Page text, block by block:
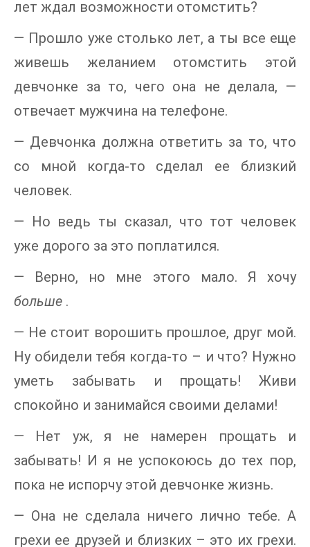
лет ждал возможности отомстить?
— Прошло уже столько лет, а ты все еще
живешь желанием отомстить этой
девчонке за то, чего она не делала, —
отвечает мужчина на телефоне.
— Девчонка должна ответить за то, что
со мной когда-то сделал ее близкий
человек.
— Но ведь ты сказал, что тот человек
уже дорого за это поплатился.
— Верно, но мне этого мало. Я хочу
больше .
— Не стоит ворошить прошлое, друг мой.
Ну обидели тебя когда-то – и что? Нужно
уметь забывать и прощать! Живи
спокойно и занимайся своими делами!
— Нет уж, я не намерен прощать и
забывать! И я не успокоюсь до тех пор,
пока не испорчу этой девчонке жизнь.
— Она не сделала ничего лично тебе. А
грехи ее друзей и близких – это их грехи.